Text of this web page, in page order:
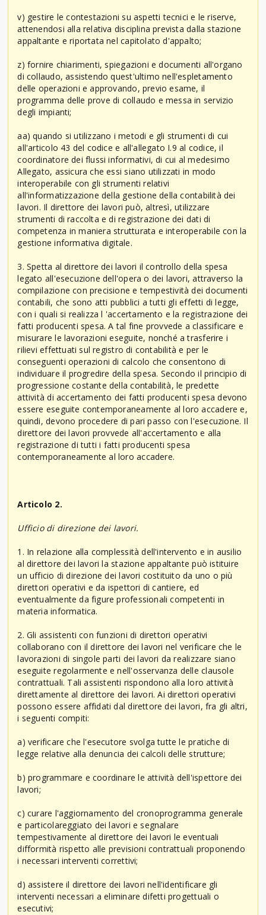
v) gestire le contestazioni su aspetti tecnici e le riserve,
attenendosi alla relativa disciplina prevista dalla stazione
appaltante e riportata nel capitolato d'appalto;
z) fornire chiarimenti, spiegazioni e documenti all'organo
di collaudo, assistendo quest'ultimo nell'espletamento
delle operazioni e approvando, previo esame, il
programma delle prove di collaudo e messa in servizio
degli impianti;
aa) quando si utilizzano i metodi e gli strumenti di cui
all'articolo 43 del codice e all'allegato I.9 al codice, il
coordinatore dei flussi informativi, di cui al medesimo
Allegato, assicura che essi siano utilizzati in modo
interoperabile con gli strumenti relativi
all'informatizzazione della gestione della contabilità dei
lavori. Il direttore dei lavori può, altresì, utilizzare
strumenti di raccolta e di registrazione dei dati di
competenza in maniera strutturata e interoperabile con la
gestione informativa digitale.
3. Spetta al direttore dei lavori il controllo della spesa
legato all'esecuzione dell'opera o dei lavori, attraverso la
compilazione con precisione e tempestività dei documenti
contabili, che sono atti pubblici a tutti gli effetti di legge,
con i quali si realizza l 'accertamento e la registrazione dei
fatti producenti spesa. A tal fine provvede a classificare e
misurare le lavorazioni eseguite, nonché a trasferire i
rilievi effettuati sul registro di contabilità e per le
conseguenti operazioni di calcolo che consentono di
individuare il progredire della spesa. Secondo il principio di
progressione costante della contabilità, le predette
attività di accertamento dei fatti producenti spesa devono
essere eseguite contemporaneamente al loro accadere e,
quindi, devono procedere di pari passo con l'esecuzione. Il
direttore dei lavori provvede all'accertamento e alla
registrazione di tutti i fatti producenti spesa
contemporaneamente al loro accadere.
Articolo 2.
Ufficio di direzione dei lavori.
1. In relazione alla complessità dell'intervento e in ausilio
al direttore dei lavori la stazione appaltante può istituire
un ufficio di direzione dei lavori costituito da uno o più
direttori operativi e da ispettori di cantiere, ed
eventualmente da figure professionali competenti in
materia informatica.
2. Gli assistenti con funzioni di direttori operativi
collaborano con il direttore dei lavori nel verificare che le
lavorazioni di singole parti dei lavori da realizzare siano
eseguite regolarmente e nell'osservanza delle clausole
contrattuali. Tali assistenti rispondono alla loro attività
direttamente al direttore dei lavori. Ai direttori operativi
possono essere affidati dal direttore dei lavori, fra gli altri,
i seguenti compiti:
a) verificare che l'esecutore svolga tutte le pratiche di
legge relative alla denuncia dei calcoli delle strutture;
b) programmare e coordinare le attività dell'ispettore dei
lavori;
c) curare l'aggiornamento del cronoprogramma generale
e particolareggiato dei lavori e segnalare
tempestivamente al direttore dei lavori le eventuali
difformità rispetto alle previsioni contrattuali proponendo
i necessari interventi correttivi;
d) assistere il direttore dei lavori nell'identificare gli
interventi necessari a eliminare difetti progettuali o
esecutivi;